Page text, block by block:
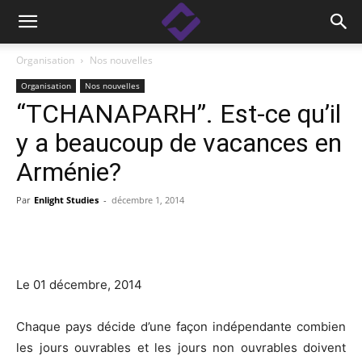
Organisation Nos nouvelles
Organisation Nos nouvelles
“TCHANAPARH”. Est-ce qu’il
y a beaucoup de vacances en
Arménie?
Par Enlight Studies - décembre 1, 2014
Le 01 décembre, 2014
Chaque pays décide d’une façon indépendante combien
les jours ouvrables et les jours non ouvrables doivent